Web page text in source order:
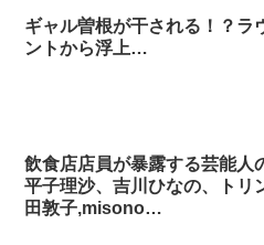
ギャル曽根が干される！？ラ
ントから浮上…
飲食店店員が暴露する芸能人
平子理沙、吉川ひなの、トリ
田敦子,misono…